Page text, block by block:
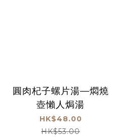
圓肉杞子螺片湯—燜燒
壺懶人焗湯
HK$48.00
HK$53.00